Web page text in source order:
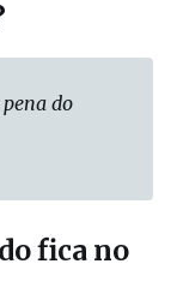
do
fica no